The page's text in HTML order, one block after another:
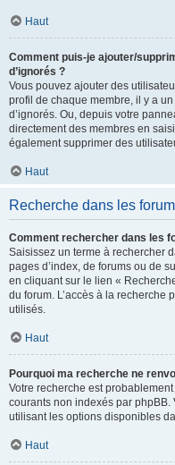
Haut
Comment puis-je ajouter/
d’ignorés ?
Vous pouvez ajouter des
profil de chaque membre, il y a
d’ignorés. Ou, depuis votre
directement des membres en
également supprimer des
Haut
Recherche dans les
Comment rechercher dans les
Saisissez un terme à rechercher
pages d’index, de forums ou de
en cliquant sur le lien «
du forum. L’accès à la recherche
utilisés.
Haut
Pourquoi ma recherche ne
Votre recherche est
courants non indexés par phpBB.
utilisant les options disponibles
Haut